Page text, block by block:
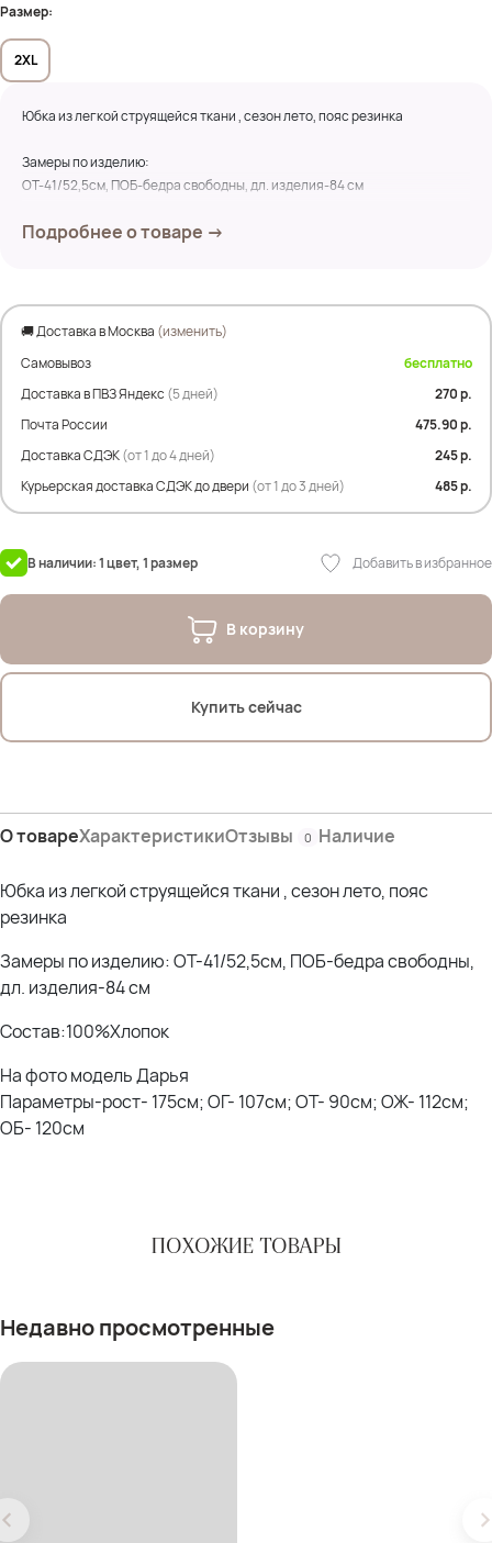
Размер:
2XL
Юбка из легкой струящейся ткани , сезон лето, пояс резинка
Замеры по изделию:
ОТ-41/52,5см, ПОБ-бедра свободны, дл. изделия-84 см
Подробнее о товаре →
🚚 Доставка в Москва (изменить)
Самовывоз
бесплатно
Доставка в ПВЗ Яндекс (5 дней)
270 р.
Почта России
475.90 р.
Доставка СДЭК(от 1 до 4 дней)
245 р.
Курьерская доставка СДЭК до двери (от 1 до 3 дней) 485 р.
В наличии: 1 цвет, 1 размер Добавить в избранное
В корзину
Купить сейчас
О товареХарактеристикиОтзывы 0 Наличие
Юбка из легкой струящейся ткани , сезон лето, пояс
резинка
Замеры по изделию: ОТ-41/52,5см, ПОБ-бедра свободны,
дл. изделия-84 см
Состав:100%Хлопок
На фото модель Дарья
Параметры-рост- 175см; ОГ- 107см; ОТ- 90см; ОЖ- 112см;
ОБ- 120см
ПОХОЖИЕ ТОВАРЫ
Недавно просмотренные